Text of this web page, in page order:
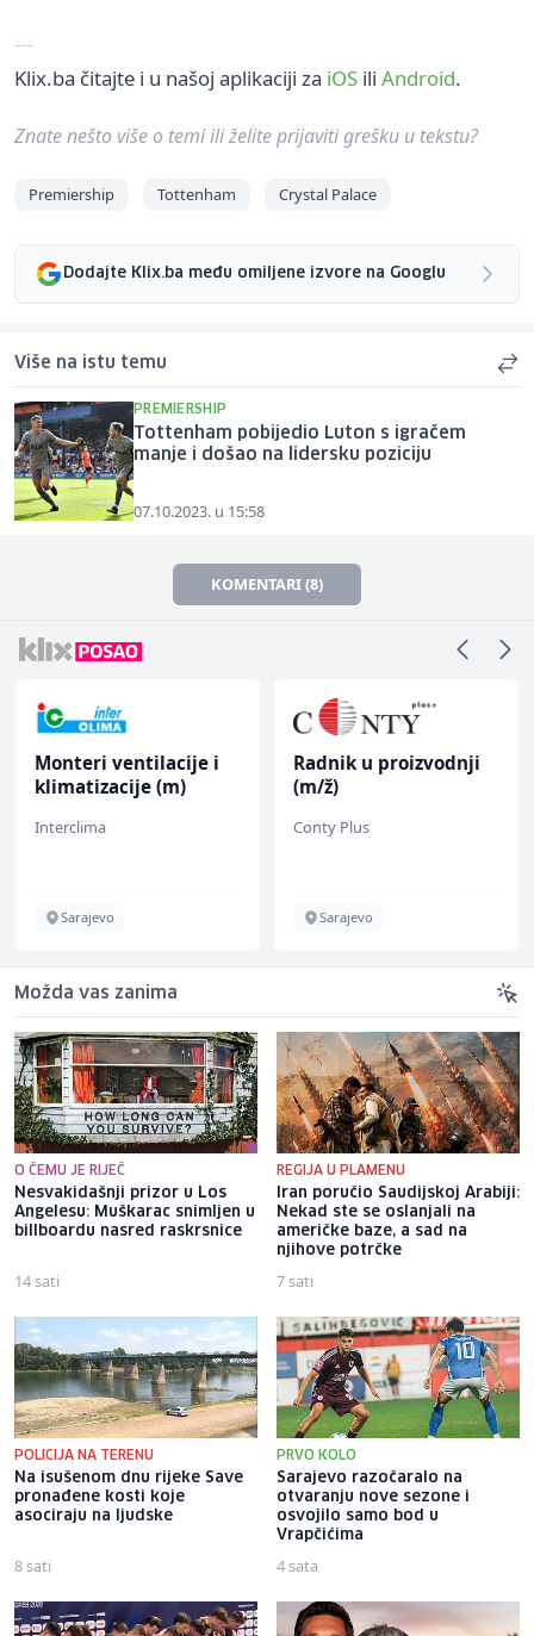
Klix.ba čitajte i u našoj aplikaciji za iOS ili Android.
Znate nešto više o temi ili želite prijaviti grešku u tekstu?
Premiership Tottenham Crystal Palace
Dodajte Klix.ba među omiljene izvore na Googlu
Više na istu temu
PREMIERSHIP
Tottenham pobijedio Luton s igračem
manje i došao na lidersku poziciju
07.10.2023. u 15:58
KOMENTARI (8)
Monteri ventilacije i
klimatizacije (m)
Interclima
Sarajevo
Radnik u proizvodnji
(m/ž)
Conty Plus
Sarajevo
Možda vas zanima
O ČEMU JE RIJEČ
Nesvakidašnji prizor u Los
Angelesu: Muškarac snimljen u
billboardu nasred raskrsnice
14 sati
REGIJA U PLAMENU
Iran poručio Saudijskoj Arabiji:
Nekad ste se oslanjali na
američke baze, a sad na
njihove potrčke
7 sati
POLICIJA NA TERENU
Na isušenom dnu rijeke Save
pronađene kosti koje
asociraju na ljudske
8 sati
PRVO KOLO
Sarajevo razočaralo na
otvaranju nove sezone i
osvojilo samo bod u
Vrapčićima
4 sata